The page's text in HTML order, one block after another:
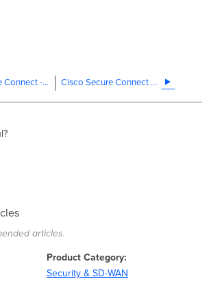
Cisco Secure Connect - クライアントレス リモート アクセス (ZTNA) Cisco Secure Connect 事前設定チェックリスト
articles.
Product Category
Security & SD-WAN